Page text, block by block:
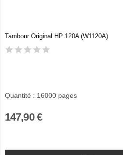
Tambour Original HP 120A (W1120A)
Quantité : 16000 pages
147,90 €